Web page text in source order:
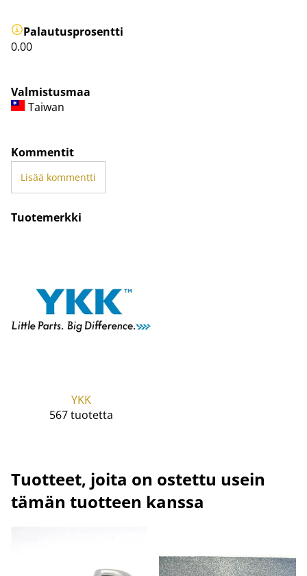
Palautusprosentti
0.00
Valmistusmaa
Taiwan
Kommentit
Lisää kommentti
Tuotemerkki
YKK
567 tuotetta
Tuotteet, joita on ostettu usein
tämän tuotteen kanssa